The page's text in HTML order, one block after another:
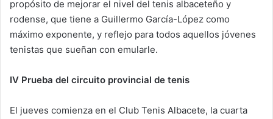
propósito de mejorar el nivel del tenis albaceteño y
rodense, que tiene a Guillermo García-López como
máximo exponente, y reflejo para todos aquellos jóvenes
tenistas que sueñan con emularle.
IV Prueba del circuito provincial de tenis
El jueves comienza en el Club Tenis Albacete, la cuarta